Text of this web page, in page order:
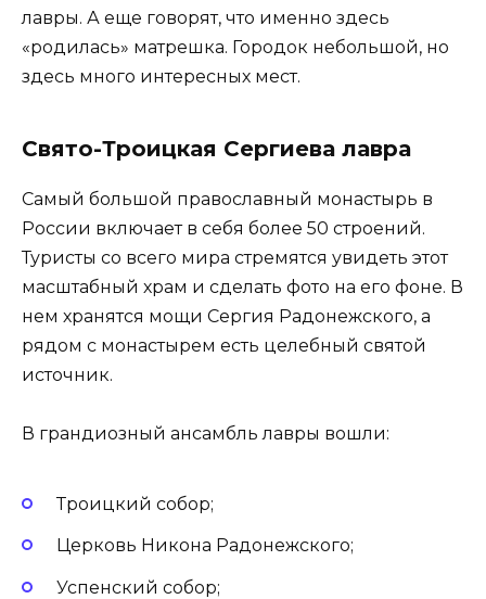
лавры. А еще говорят, что именно здесь
«родилась» матрешка. Городок небольшой, но
здесь много интересных мест.
Свято-Троицкая Сергиева лавра
Самый большой православный монастырь в
России включает в себя более 50 строений.
Туристы со всего мира стремятся увидеть этот
масштабный храм и сделать фото на его фоне. В
нем хранятся мощи Сергия Радонежского, а
рядом с монастырем есть целебный святой
источник.
В грандиозный ансамбль лавры вошли:
Троицкий собор;
Церковь Никона Радонежского;
Успенский собор;